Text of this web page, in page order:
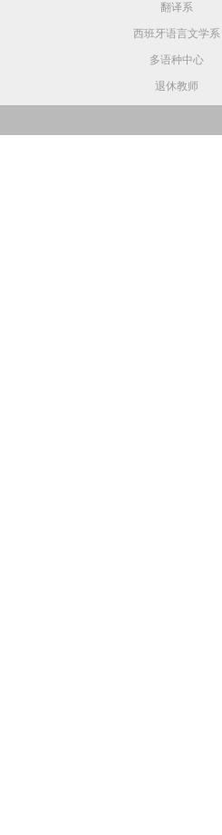
翻译系
西班牙语言文学系
多语种中心
退休教师